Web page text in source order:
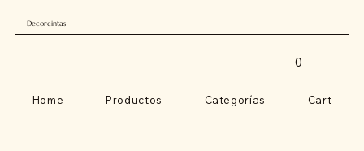
Decorcintas
Home Productos Categorías Cart
0